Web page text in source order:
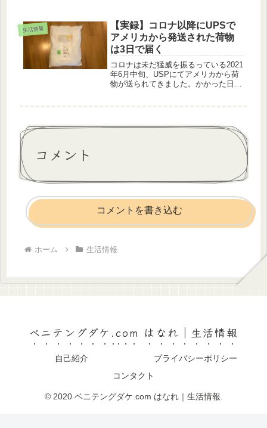
ケルティキッズデイパックのおすすめ
ポイントをご紹介していきたいと思い
ま...
生活情報
【実録】コロナ以降にUPSで
アメリカから発送された荷物
は3日で届く
コロナは未だ猛威を振るっている2021
年6月中旬、USPにてアメリカから荷
物が送られてきました。かかった日数
コメント
コメントを書き込む
ホーム 生活情報
ベニテングダケ.com はなれ｜生活情報
自己紹介
プライバシーポリシー
コンタクト
© 2020 ベニテングダケ.com はなれ｜生活情報.